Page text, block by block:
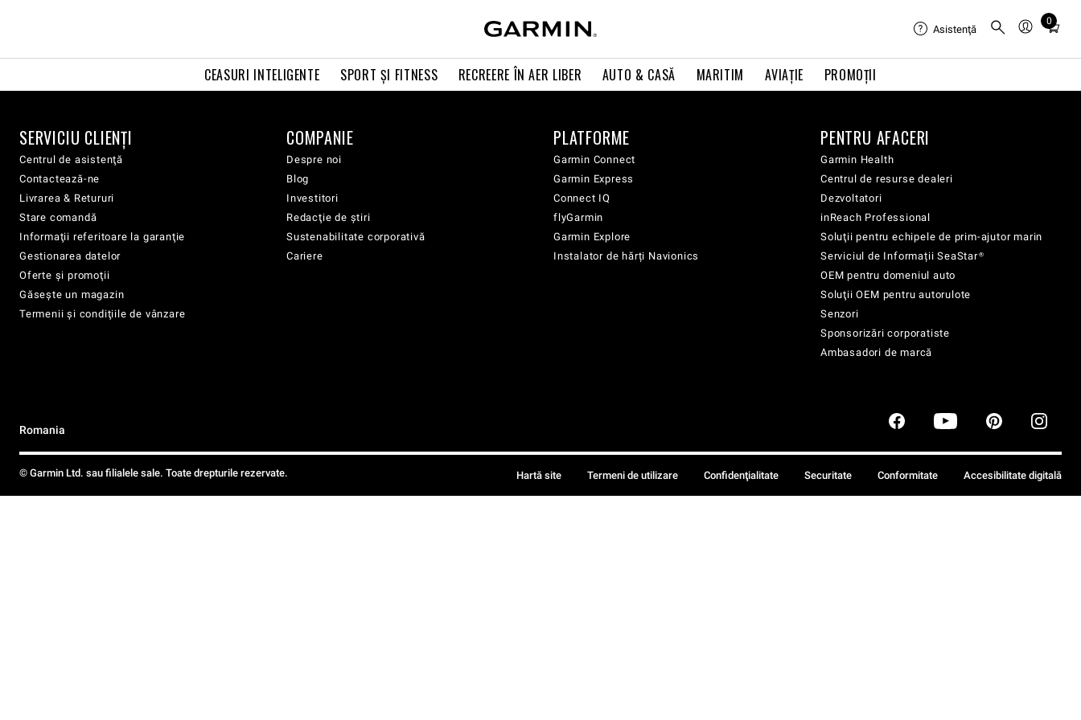
CEASURI INTELIGENTE SPORT ŞI FITNESS RECREERE ÎN AER LIBER AUTO & CASĂ MARITIM AVIAŢIE PROMOȚII
Asistenţă
0
Total
cart:
SERVICIU CLIENŢI
Centrul de asistenţă
Contactează-ne
Livrarea & Retururi
Stare comandă
Informaţii referitoare la garanţie
Gestionarea datelor
Oferte şi promoţii
Găsește un magazin
Termenii şi condiţiile de vânzare
COMPANIE
Despre noi
Blog
Investitori
Redacţie de ştiri
Sustenabilitate corporativă
Cariere
PLATFORME
Garmin Connect
Garmin Express
Connect IQ
flyGarmin
Garmin Explore
Instalator de hărți Navionics
PENTRU AFACERI
Garmin Health
Centrul de resurse dealeri
Dezvoltatori
inReach Professional
Soluţii pentru echipele de prim-ajutor marin
Serviciul de Informații SeaStar®
OEM pentru domeniul auto
Soluţii OEM pentru autorulote
Senzori
Sponsorizări corporatiste
Ambasadori de marcă
Romania
© Garmin Ltd. sau filialele sale. Toate drepturile rezervate. Hartă site Termeni de utilizare Confidenţialitate Securitate Conformitate Accesibilitate digitală